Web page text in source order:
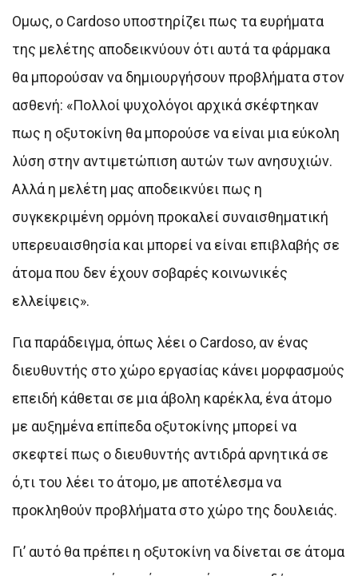
Ομως, ο Cardoso υποστηρίζει πως τα ευρήματα
της μελέτης αποδεικνύουν ότι αυτά τα φάρμακα
θα μπορούσαν να δημιουργήσουν προβλήματα στον
ασθενή: «Πολλοί ψυχολόγοι αρχικά σκέφτηκαν
πως η οξυτοκίνη θα μπορούσε να είναι μια εύκολη
λύση στην αντιμετώπιση αυτών των ανησυχιών.
Αλλά η μελέτη μας αποδεικνύει πως η
συγκεκριμένη ορμόνη προκαλεί συναισθηματική
υπερευαισθησία και μπορεί να είναι επιβλαβής σε
άτομα που δεν έχουν σοβαρές κοινωνικές
ελλείψεις».
Για παράδειγμα, όπως λέει ο Cardoso, αν ένας
διευθυντής στο χώρο εργασίας κάνει μορφασμούς
επειδή κάθεται σε μια άβολη καρέκλα, ένα άτομο
με αυξημένα επίπεδα οξυτοκίνης μπορεί να
σκεφτεί πως ο διευθυντής αντιδρά αρνητικά σε
ό,τι του λέει το άτομο, με αποτέλεσμα να
προκληθούν προβλήματα στο χώρο της δουλειάς.
Γι’ αυτό θα πρέπει η οξυτοκίνη να δίνεται σε άτομα